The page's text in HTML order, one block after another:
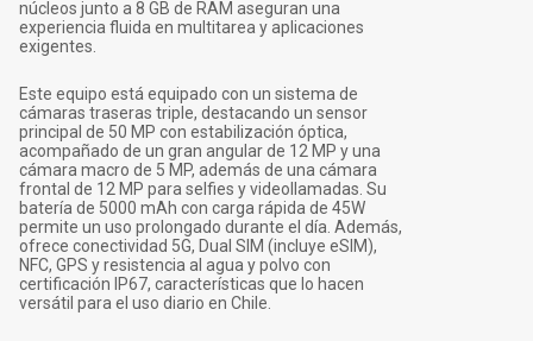
núcleos junto a 8 GB de RAM aseguran una
experiencia fluida en multitarea y aplicaciones
exigentes.
Este equipo está equipado con un sistema de
cámaras traseras triple, destacando un sensor
principal de 50 MP con estabilización óptica,
acompañado de un gran angular de 12 MP y una
cámara macro de 5 MP, además de una cámara
frontal de 12 MP para selfies y videollamadas. Su
batería de 5000 mAh con carga rápida de 45W
permite un uso prolongado durante el día. Además,
ofrece conectividad 5G, Dual SIM (incluye eSIM),
NFC, GPS y resistencia al agua y polvo con
certificación IP67, características que lo hacen
versátil para el uso diario en Chile.